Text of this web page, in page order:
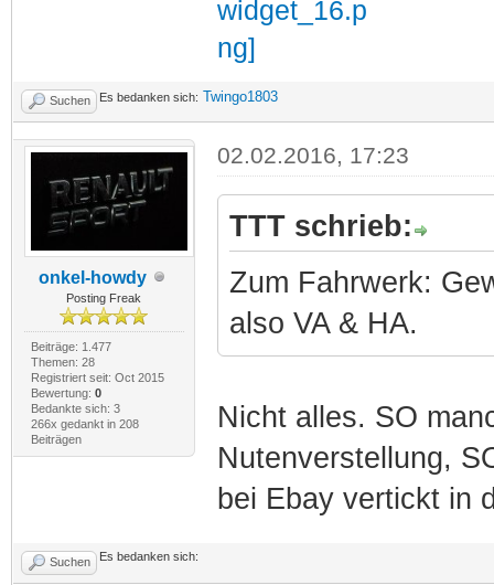
Suchen Es bedanken sich: Twingo1803
onkel-howdy
Posting Freak
Beiträge: 1.477
Themen: 28
Registriert seit: Oct 2015
Bewertung: 0
Bedankte sich: 3
266x gedankt in 208
Beiträgen
02.02.2016, 17:23
TTT schrieb:
Zum Fahrwerk:
also VA & HA.
Nicht alles. SO
Nutenverstellung,
bei Ebay vertickt in
Suchen Es bedanken sich: